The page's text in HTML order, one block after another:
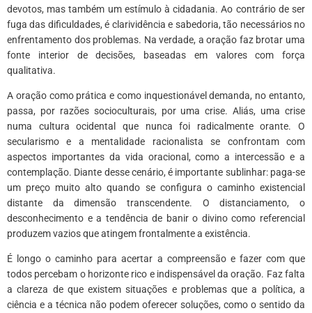
devotos, mas também um estímulo à cidadania. Ao contrário de ser
fuga das dificuldades, é clarividência e sabedoria, tão necessários no
enfrentamento dos problemas. Na verdade, a oração faz brotar uma
fonte interior de decisões, baseadas em valores com força
qualitativa.
A oração como prática e como inquestionável demanda, no entanto,
passa, por razões socioculturais, por uma crise. Aliás, uma crise
numa cultura ocidental que nunca foi radicalmente orante. O
secularismo e a mentalidade racionalista se confrontam com
aspectos importantes da vida oracional, como a intercessão e a
contemplação. Diante desse cenário, é importante sublinhar: paga-se
um preço muito alto quando se configura o caminho existencial
distante da dimensão transcendente. O distanciamento, o
desconhecimento e a tendência de banir o divino como referencial
produzem vazios que atingem frontalmente a existência.
É longo o caminho para acertar a compreensão e fazer com que
todos percebam o horizonte rico e indispensável da oração. Faz falta
a clareza de que existem situações e problemas que a política, a
ciência e a técnica não podem oferecer soluções, como o sentido da